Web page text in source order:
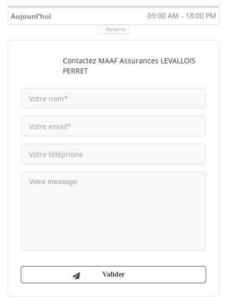
Aujourd'hui 09:00 AM - 18:00 PM
Horaires
Contactez MAAF Assurances LEVALLOIS
PERRET